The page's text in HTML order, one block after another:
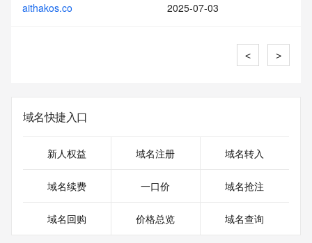
aithakos.co 2025-07-03
< >
域名快捷入口
新人权益 域名注册 域名转入
域名续费 一口价 域名抢注
域名回购 价格总览 域名查询